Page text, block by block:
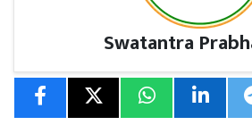
गया। इस मौके पर वरिष्ठ उपाध्यक्ष के0
महेश श्रीवास्तव, अशोक श्रीवास्तव,
श्रीवास्तव, अशोक सिंह, विकास
विवेक पाठक, संजय मौर्या आदि अधिवक्ता
Swatantra